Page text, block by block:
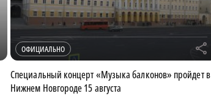
ОФИЦИАЛЬНО r
Специальный концерт «Музыка балконов» пройдет в
Нижнем Новгороде 15 августа